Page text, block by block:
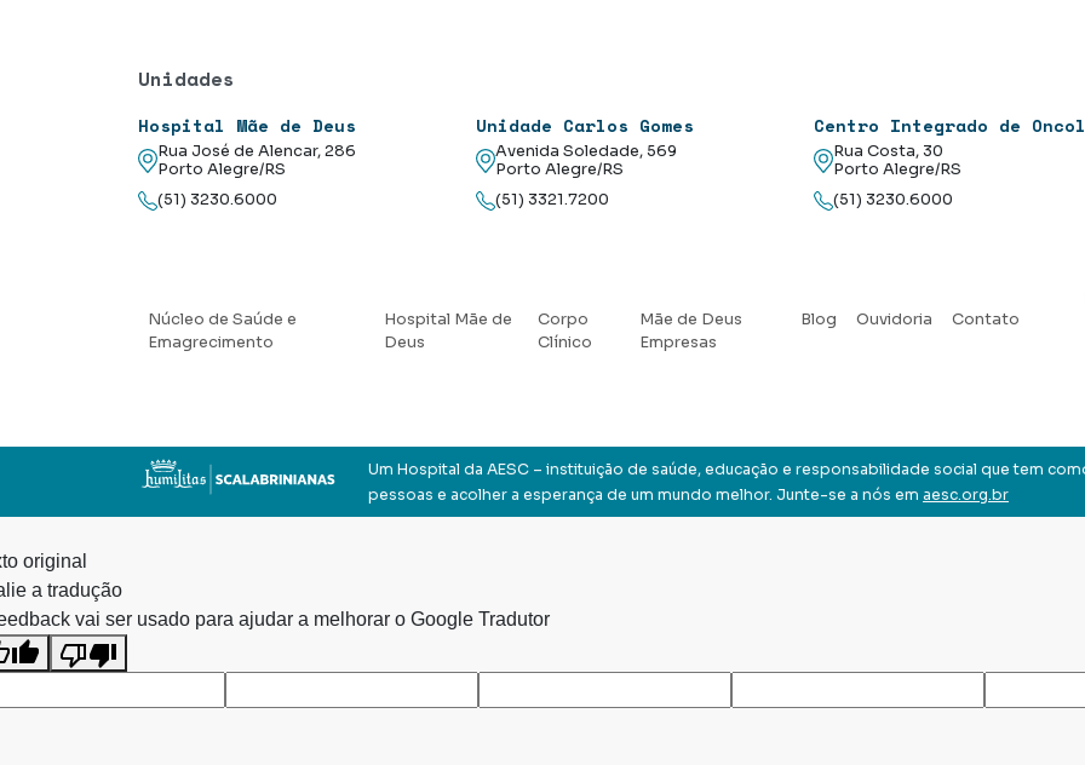
Unidades
Hospital Mãe de Deus
Rua José de Alencar, 286
Porto Alegre/RS
(51) 3230.6000
Unidade Carlos Gomes
Avenida Soledade, 569
Porto Alegre/RS
(51) 3321.7200
Centro Integrado de
Rua Costa, 30
Porto Alegre/RS
(51) 3230.6000
Núcleo de Saúde e
Emagrecimento
Hospital Mãe de
Deus
Corpo
Clínico
Mãe de Deus
Empresas
Blog Ouvidoria Contato
Um Hospital da AESC – instituição de saúde, educação e responsabilidade social que tem
pessoas e acolher a esperança de um mundo melhor. Junte-se a nós em aesc.org.br
original
a tradução
vai ser usado para ajudar a melhorar o Google Tradutor